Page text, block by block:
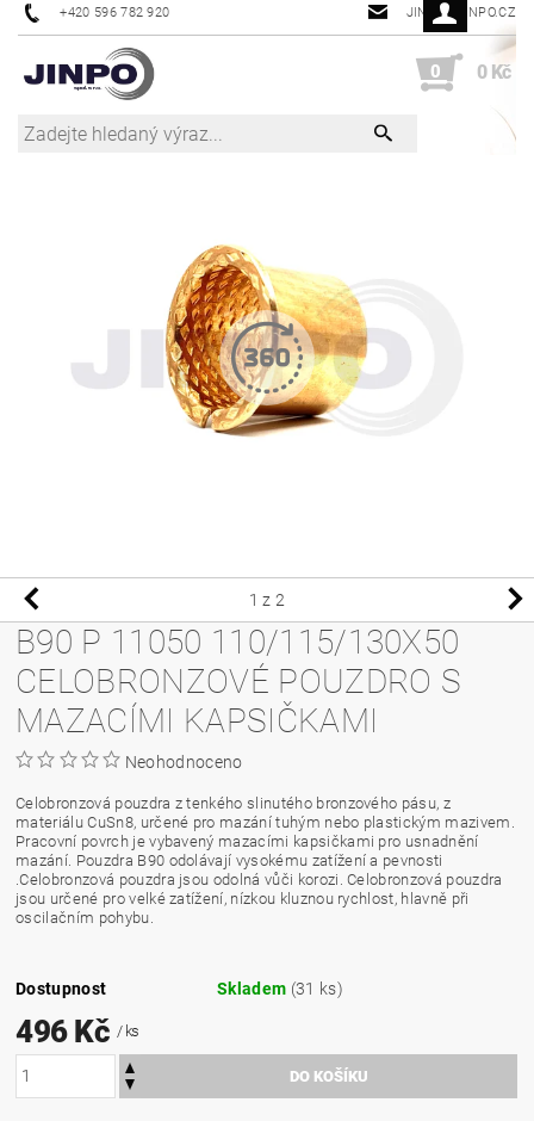
+420 596 782 920 JINPO@JINPO.CZ
0 0 Kč
1 z 2
B90 P 11050 110/115/130X50
CELOBRONZOVÉ POUZDRO S
MAZACÍMI KAPSIČKAMI
Neohodnoceno
Celobronzová pouzdra z tenkého slinutého bronzového pásu, z
materiálu CuSn8, určené pro mazání tuhým nebo plastickým mazivem.
Pracovní povrch je vybavený mazacími kapsičkami pro usnadnění
mazání. Pouzdra B90 odolávají vysokému zatížení a pevnosti
.Celobronzová pouzdra jsou odolná vůči korozi. Celobronzová pouzdra
jsou určené pro velké zatížení, nízkou kluznou rychlost, hlavně při
oscilačním pohybu.
Dostupnost Skladem (31 ks)
496 Kč / ks